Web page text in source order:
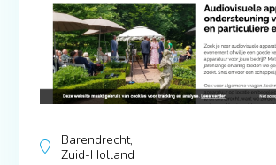
Barendrecht,
Zuid-Holland